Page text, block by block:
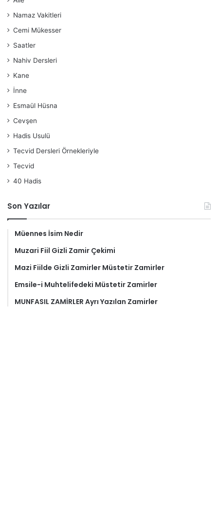
Namaz Vakitleri
Cemi Mükesser
Saatler
Nahiv Dersleri
Kane
İnne
Esmaül Hüsna
Cevşen
Hadis Usulü
Tecvid Dersleri Örnekleriyle
Tecvid
40 Hadis
Son Yazılar
Müennes İsim Nedir
Muzari Fiil Gizli Zamir Çekimi
Mazi Fiilde Gizli Zamirler Müstetir Zamirler
Emsile-i Muhtelifedeki Müstetir Zamirler
MUNFASIL ZAMİRLER Ayrı Yazılan Zamirler